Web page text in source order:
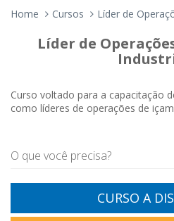
Home Cursos Líder de
Líder de
Curso voltado para a capacitação
como líderes de operações de
O que você precisa?
CURSO A